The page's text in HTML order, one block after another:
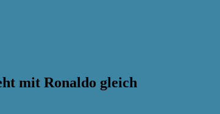
mit Ronaldo gleich